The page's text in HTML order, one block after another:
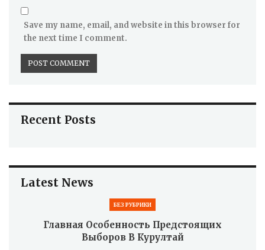
Save my name, email, and website in this browser for
the next time I comment.
Recent Posts
Latest News
БЕЗ РУБРИКИ
Главная Особенность Предстоящих
Выборов В Курултай